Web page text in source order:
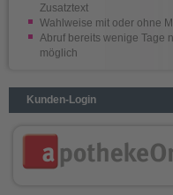
Zusatztext
Wahlweise mit oder ohne
Abruf bereits wenige Tage
möglich
Kunden-Login